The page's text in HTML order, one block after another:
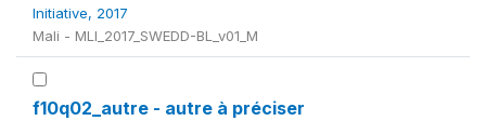
Initiative, 2017
Mali - MLI_2017_SWEDD-BL_v01_M
f10q02_autre - autre à préciser